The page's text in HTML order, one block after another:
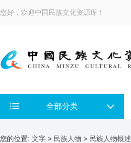
您好，欢迎中国民族文化资源库！
全部分类
您的位置: 文字 > 民族人物 > 民族人物概述